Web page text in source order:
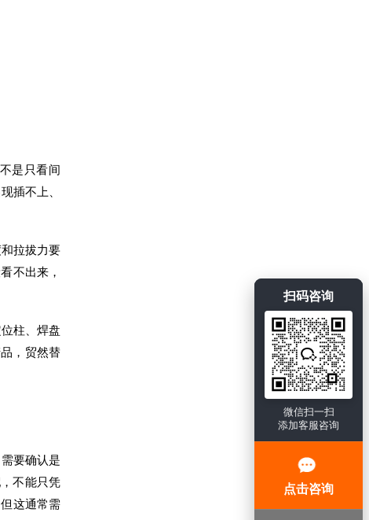
扫码咨询
微信扫一扫
添加客服咨询
点击咨询
是只看间
插不上、
拉拔力要
不出来，
柱、焊盘
，贸然替
要确认是
不能只凭
这通常需